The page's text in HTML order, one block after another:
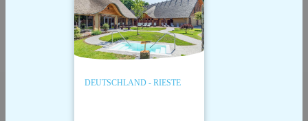
DEUTSCHLAND - RIESTE